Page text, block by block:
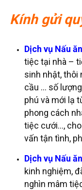
Kính gửi
Dịch vụ Nấu
tiệc tại nhà –
sinh nhật, thôi
cầu … số
phú và mới lạ
phong cách
tiệc cưới…,
vấn tận tình,
Dịch vụ Nấu
kinh nghiệm,
nghìn mâm